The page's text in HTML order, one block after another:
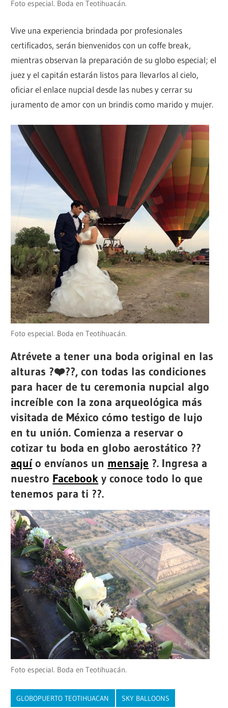
Foto especial. Boda en Teotihuacán.
Vive una experiencia brindada por profesionales
certificados, serán bienvenidos con un coffe break,
mientras observan la preparación de su globo especial; el
juez y el capitán estarán listos para llevarlos al cielo,
oficiar el enlace nupcial desde las nubes y cerrar su
juramento de amor con un brindis como marido y mujer.
Foto especial. Boda en Teotihuacán.
Atrévete a tener una boda original en las
alturas ?‍❤️‍?‍?, con todas las condiciones
para hacer de tu ceremonia nupcial algo
increíble con la zona arqueológica más
visitada de México cómo testigo de lujo
en tu unión. Comienza a reservar o
cotizar tu boda en globo aerostático ??
aquío envíanos un mensaje ?. Ingresa a
nuestro Facebook y conoce todo lo que
tenemos para ti ??.
Foto especial. Boda en Teotihuacán.
GLOBOPUERTO TEOTIHUACAN SKY BALLOONS